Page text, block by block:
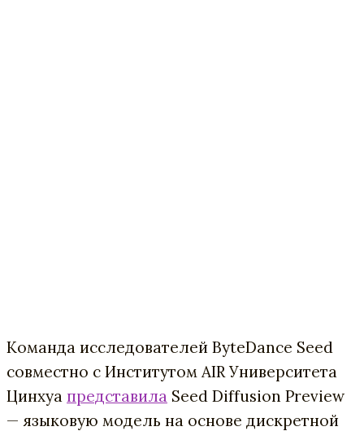
Команда исследователей ByteDance Seed
совместно с Институтом AIR Университета
Цинхуа представила Seed Diffusion Preview
— языковую модель на основе дискретной